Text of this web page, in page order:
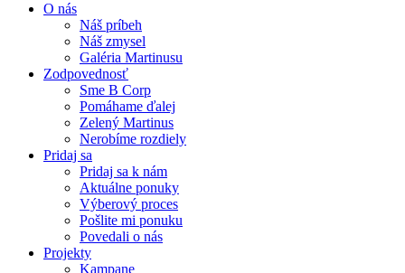
O nás
Náš príbeh
Náš zmysel
Galéria Martinusu
Zodpovednosť
Sme B Corp
Pomáhame ďalej
Zelený Martinus
Nerobíme rozdiely
Pridaj sa
Pridaj sa k nám
Aktuálne ponuky
Výberový proces
Pošlite mi ponuku
Povedali o nás
Projekty
Kampane